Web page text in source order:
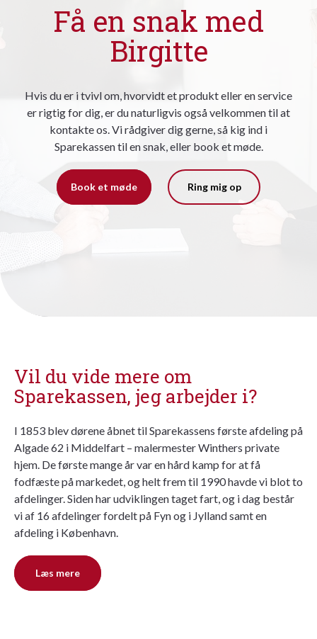
Få en snak med
Birgitte
Hvis du er i tvivl om, hvorvidt et produkt eller en service
er rigtig for dig, er du naturligvis også velkommen til at
kontakte os. Vi rådgiver dig gerne, så kig ind i
Sparekassen til en snak, eller book et møde.
Book et møde Ring mig op
Vil du vide mere om
Sparekassen, jeg arbejder i?
I 1853 blev dørene åbnet til Sparekassens første afdeling på
Algade 62 i Middelfart – malermester Winthers private
hjem. De første mange år var en hård kamp for at få
fodfæste på markedet, og helt frem til 1990 havde vi blot to
afdelinger. Siden har udviklingen taget fart, og i dag består
vi af 16 afdelinger fordelt på Fyn og i Jylland samt en
afdeling i København.
Læs mere